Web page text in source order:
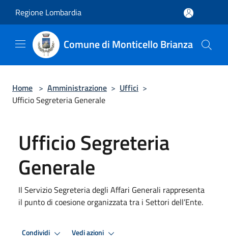
Regione Lombardia
Comune di Monticello Brianza
Home > Amministrazione > Uffici >
Ufficio Segreteria Generale
Ufficio Segreteria
Generale
Il Servizio Segreteria degli Affari Generali rappresenta
il punto di coesione organizzata tra i Settori dell’Ente.
Condividi Vedi azioni